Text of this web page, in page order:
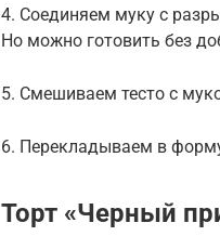
4. Соединяем муку с
Но можно готовить без
5. Смешиваем тесто с
6. Перекладываем в
Торт «Черный